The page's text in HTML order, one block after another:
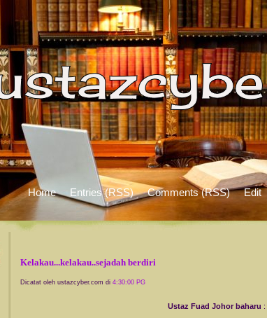
Home Entries (RSS) Comments (RSS) Edit
Kelakau...kelakau..sejadah berdiri
Dicatat oleh ustazcyber.com di 4:30:00 PG
Ustaz Fuad Johor baharu :